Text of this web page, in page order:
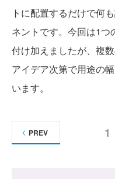
トに配置するだけで何
ネントです。今回は1つ
付け加えましたが、複
アイデア次第で用途の
います。
1
PREV